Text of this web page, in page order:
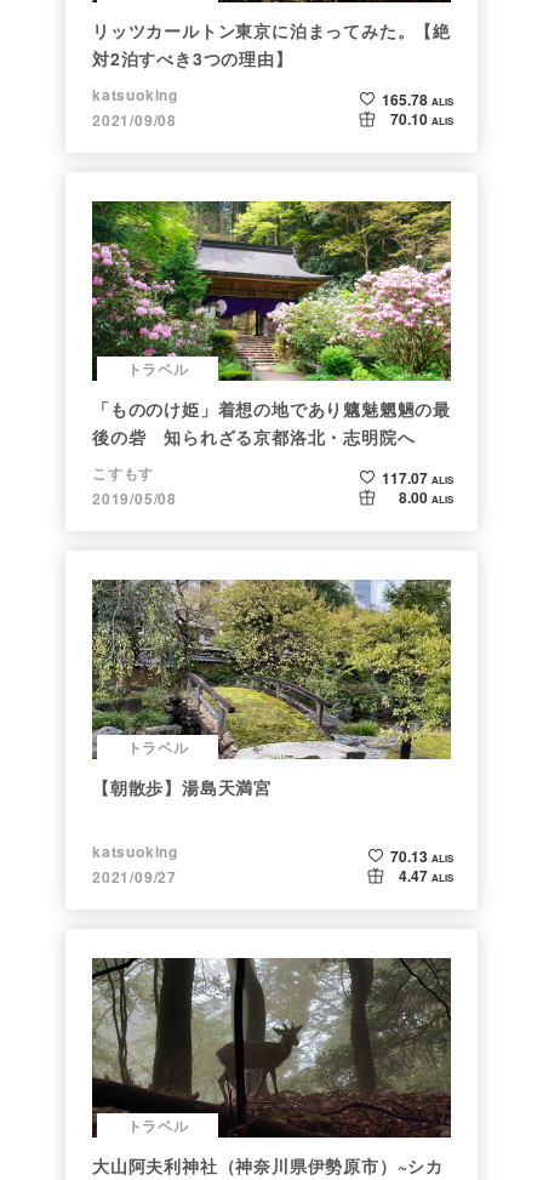
リッツカールトン東京に泊まってみた。【絶
対2泊すべき3つの理由】
katsuoking
2021/09/08
165.78 ALIS
70.10 ALIS
トラベル
「もののけ姫」着想の地であり魑魅魍魎の最
後の砦 知られざる京都洛北・志明院へ
こすもす
2019/05/08
117.07 ALIS
8.00 ALIS
トラベル
【朝散歩】湯島天満宮
katsuoking
2021/09/27
70.13 ALIS
4.47 ALIS
トラベル
大山阿夫利神社（神奈川県伊勢原市）~シカ